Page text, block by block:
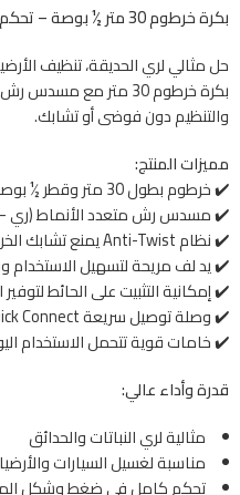
بكرة خرطوم 30 متر ½ بوصة – تحكم كامل وتنظيم مثالي
حل مثالي لري الحديقة، تنظيف
بكرة خرطوم 30 متر مع
والتنظيم دون فوضى أو تشابك.
مميزات المنتج:
✔️ خرطوم بطول 30 متر وقطر ½ بوصة لتدفق مياه مثالي
✔️ مسدس رش متعدد الأنماط (ري –
✔️ نظام Anti-Twist يمنع تشابك الخرطوم ويضمن تخزين مرتب
✔️ يد لف مريحة لتسهيل الاستخدام
✔️ إمكانية التثبيت على الحائط
✔️ وصلة توصيل سريعة Quick Connect لسهولة التركيب
✔️ خامات قوية تتحمل الاستخدام
قدرة وأداء عالي:
مثالية لري النباتات والحدائق
مناسبة لغسيل السيارات
تحكم كامل في ضغط وشكل